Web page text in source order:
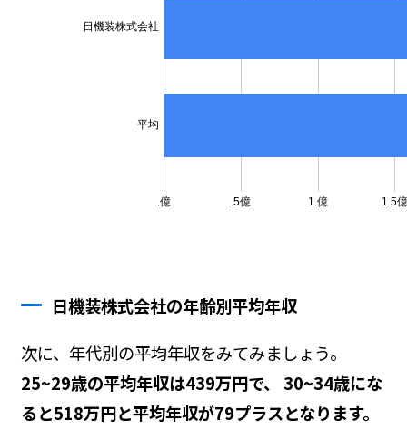
日機装株式会社の年齢別平均年収
次に、年代別の平均年収をみてみましょう。
25~29歳の平均年収は439万円で、 30~34歳にな
ると518万円と平均年収が79プラスとなります。